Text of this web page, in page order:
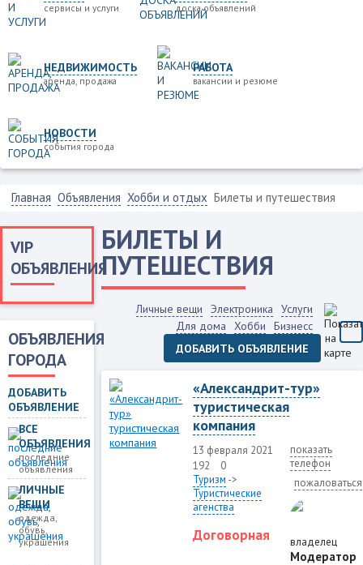
сервисы и услуги доска объявлений
НЕДВИЖИМОСТЬ
аренда, продажа
РАБОТА
вакансии и резюме
НОВОСТИ
события города
Главная Объявления Хобби и отдых Билеты и путешествия
VIP
ОБЪЯВЛЕНИЯ
ОБЪЯВЛЕНИЯ
ГОРОДА
ДОБАВИТЬ
ОБЪЯВЛЕНИЕ
ВСЕ
ОБЪЯВЛЕНИЯ
последние
объявления
ЛИЧНЫЕ
ВЕЩИ
одежда,
обувь,
украшения
БИЛЕТЫ И
ПУТЕШЕСТВИЯ
Личные вещи Электроника
Услуги
Для дома
Хобби
Бизнесс
ДОБАВИТЬ ОБЪЯВЛЕНИЕ
«Александрит-тур»
туристическая
компания
13 февраля 2021
192
0
Туризм ->
Туристические
агенства
Договорная
показать
телефон
пожаловаться
владелец
Модератор